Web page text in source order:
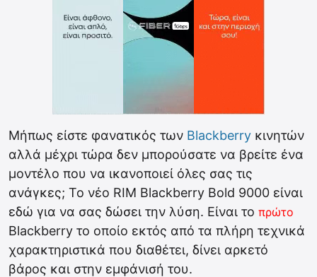
Μήπως είστε φανατικός των Blackberry κινητών
αλλά μέχρι τώρα δεν μπορούσατε να βρείτε ένα
μοντέλο που να ικανοποιεί όλες σας τις
ανάγκες; Το νέο RIM Blackberry Bold 9000 είναι
εδώ για να σας δώσει την λύση. Είναι το πρώτο
Blackberry το οποίο εκτός από τα πλήρη τεχνικά
χαρακτηριστικά που διαθέτει, δίνει αρκετό
βάρος και στην εμφάνισή του.